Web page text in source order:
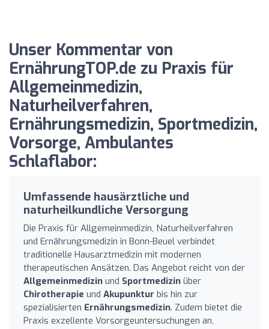
Unser Kommentar von
ErnährungTOP.de zu Praxis für
Allgemeinmedizin,
Naturheilverfahren,
Ernährungsmedizin, Sportmedizin,
Vorsorge, Ambulantes
Schlaflabor:
Umfassende hausärztliche und
naturheilkundliche Versorgung
Die Praxis für Allgemeinmedizin, Naturheilverfahren
und Ernährungsmedizin in Bonn-Beuel verbindet
traditionelle Hausarztmedizin mit modernen
therapeutischen Ansätzen. Das Angebot reicht von der
Allgemeinmedizin und Sportmedizin über
Chirotherapie und Akupunktur bis hin zur
spezialisierten Ernährungsmedizin. Zudem bietet die
Praxis exzellente Vorsorgeuntersuchungen an,